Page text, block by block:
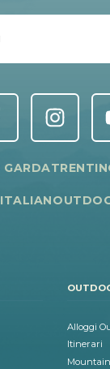
Alloggi
Itinerari